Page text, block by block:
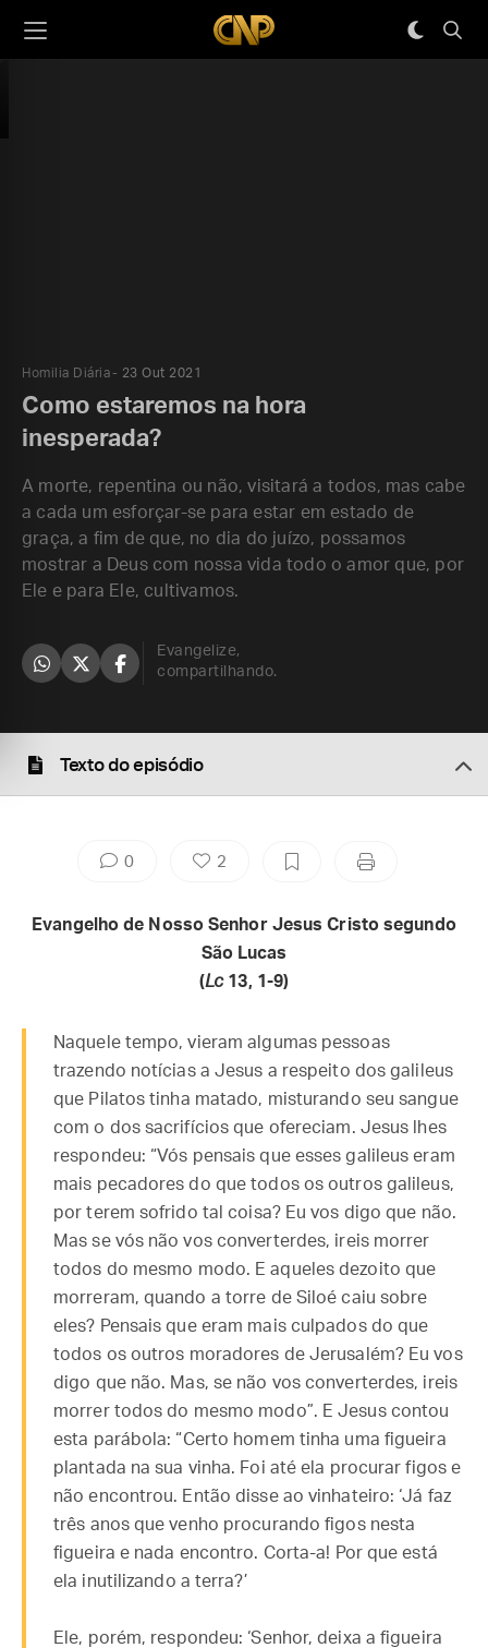
Homilia Diária 23 Out 2021
Como estaremos na hora
inesperada?
A morte, repentina ou não, visitará a todos, mas cabe
a cada um esforçar-se para estar em estado de
graça, a fim de que, no dia do juízo, possamos
mostrar a Deus com nossa vida todo o amor que, por
Ele e para Ele, cultivamos.
Evangelize,
compartilhando.
Texto do episódio
0 2
Evangelho de Nosso Senhor Jesus Cristo segundo
São Lucas
(Lc13, 1-9)
Naquele tempo, vieram algumas pessoas
trazendo notícias a Jesus a respeito dos galileus
que Pilatos tinha matado, misturando seu sangue
com o dos sacrifícios que ofereciam. Jesus lhes
respondeu: “Vós pensais que esses galileus eram
mais pecadores do que todos os outros galileus,
por terem sofrido tal coisa? Eu vos digo que não.
Mas se vós não vos converterdes, ireis morrer
todos do mesmo modo. E aqueles dezoito que
morreram, quando a torre de Siloé caiu sobre
eles? Pensais que eram mais culpados do que
todos os outros moradores de Jerusalém? Eu vos
digo que não. Mas, se não vos converterdes, ireis
morrer todos do mesmo modo”. E Jesus contou
esta parábola: “Certo homem tinha uma figueira
plantada na sua vinha. Foi até ela procurar figos e
não encontrou. Então disse ao vinhateiro: ‘Já faz
três anos que venho procurando figos nesta
figueira e nada encontro. Corta-a! Por que está
ela inutilizando a terra?’
Ele, porém, respondeu: ‘Senhor, deixa a figueira